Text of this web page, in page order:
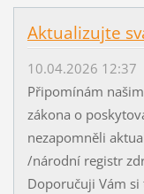
Aktualizujte
10.04.2026 12:37
Připomínám
zákona o
nezapomněli
/národní registr
Doporučuji Vám si